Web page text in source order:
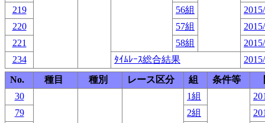
219
56組
220
57組
221
58組
234
ﾀｲﾑﾚｰｽ総合結果
No.
種目 種別 レース区分 組 条件等
30
1組
79
2組